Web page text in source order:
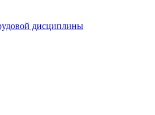
дисциплины